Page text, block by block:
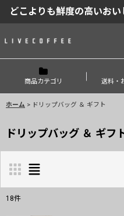
どこよりも鮮度の高いお
商品カテゴリ 送料・
ホーム > ドリップバッグ ＆ ギフト
ドリップバッグ ＆ ギフ
18件